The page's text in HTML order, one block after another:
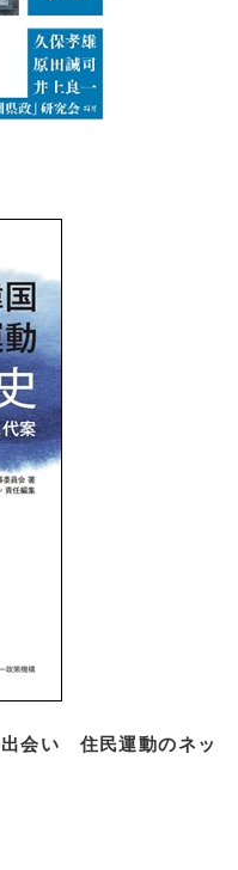
会い 住民運動のネッ